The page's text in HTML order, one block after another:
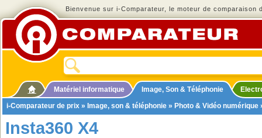
Bienvenue sur i-Comparateur, le moteur de comparaison
Matériel informatique Image, Son & Téléphonie
i-Comparateur de prix » Image, son & téléphonie » Photo & Vidéo numérique
Insta360 X4